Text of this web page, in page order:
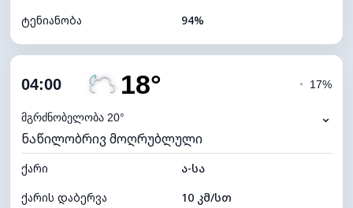
ტენიანობა
94%
ღრუბლიანობა
ნამის წერტილი
ხილვადობა
2 კმ
განათების ინდექსი 0 (ბნელი)
ღრუბლის სიმაღლე 8960 მ
04:00 18°
მგრძნობელობა 20°
◔ 17%
⌄
ნაწილობრივ მოღრუბლული
ქარი
ა-სა
ქარის დაბერვა
10 კმ/სთ